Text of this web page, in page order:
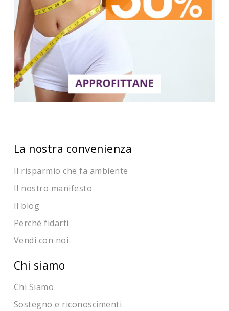
La nostra convenienza
Il risparmio che fa ambiente
Il nostro manifesto
Il blog
Perché fidarti
Vendi con noi
Chi siamo
Chi Siamo
Sostegno e riconoscimenti